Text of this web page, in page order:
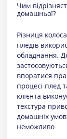
Чим
домашньої?
Різниця
пледів
обладнання.
впоратися
процесі плед
клієнта
текстура
домашніх
неможливо.